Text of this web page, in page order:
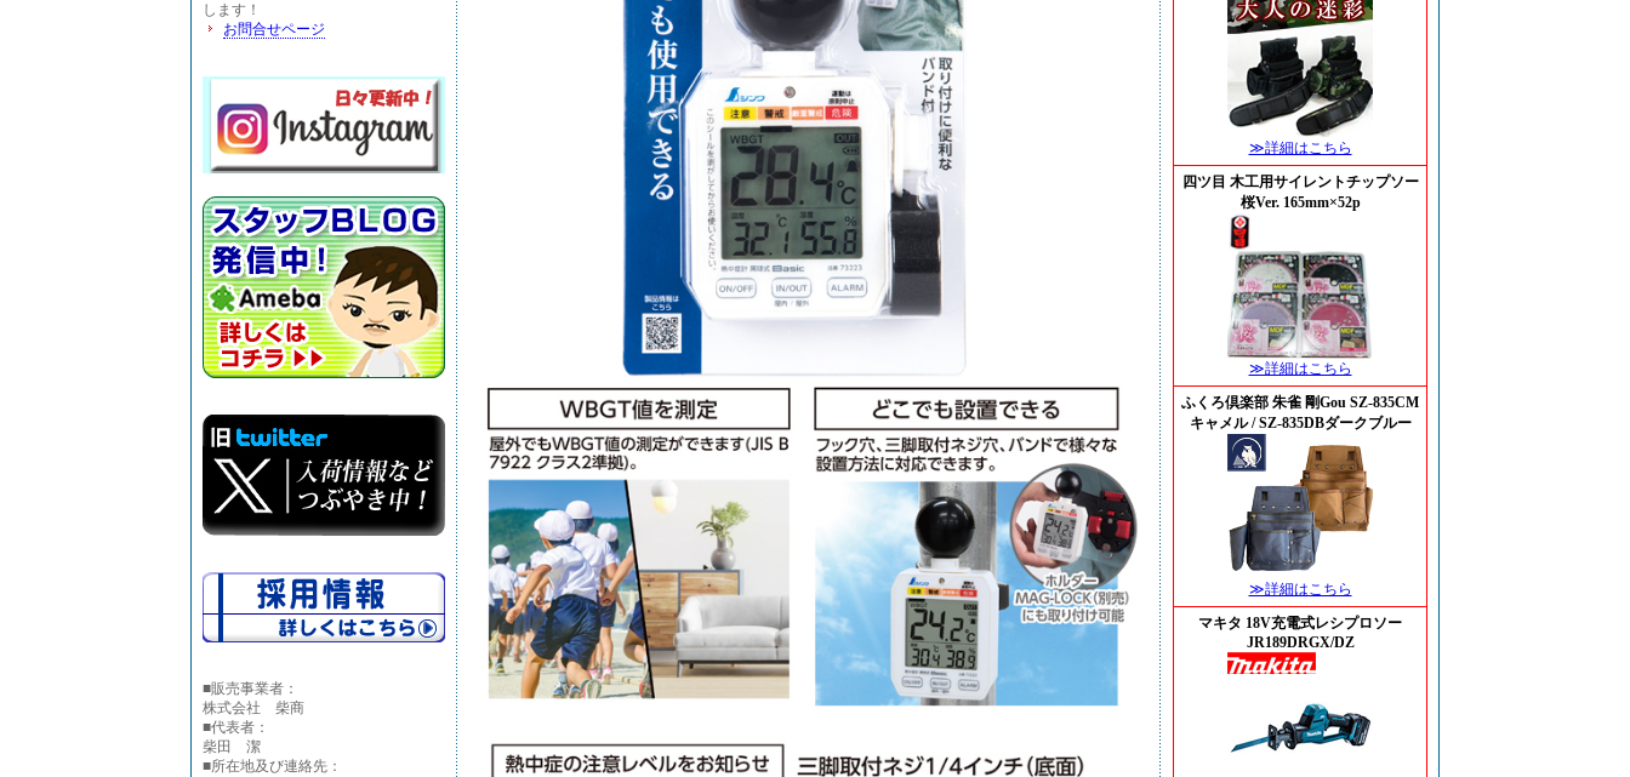
します！
お問合せページ
■販売事業者：
株式会社 柴商
■代表者：
柴田 潔
■所在地及び連絡先：
≫詳細はこちら
四ツ目 木工用サイレントチップソー
桜Ver. 165mm×52p
≫詳細はこちら
ふくろ倶楽部 朱雀 剛Gou SZ-835CM
キャメル / SZ-835DBダークブルー
≫詳細はこちら
マキタ 18V充電式レシプロソー
JR189DRGX/DZ